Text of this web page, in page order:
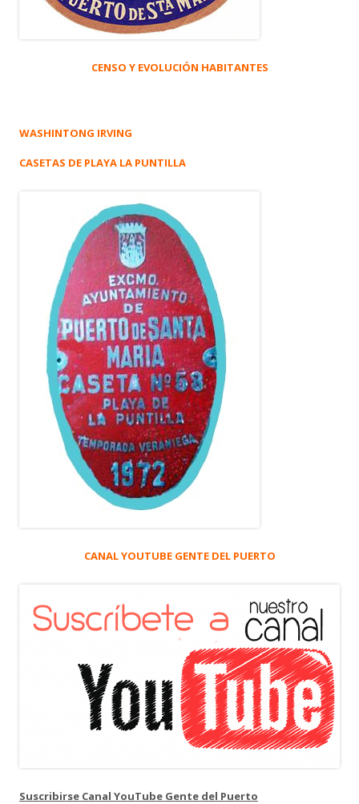
CENSO Y EVOLUCIÓN HABITANTES
WASHINTONG IRVING
CASETAS DE PLAYA LA PUNTILLA
CANAL YOUTUBE GENTE DEL PUERTO
Suscribirse Canal YouTube Gente del Puerto